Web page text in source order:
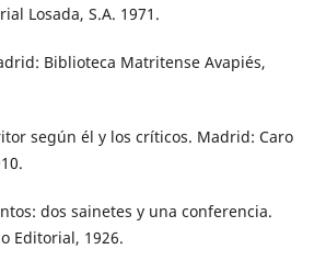
Losada, S.A. 1971.
Biblioteca Matritense Avapiés,
según él y los críticos. Madrid: Caro
dos sainetes y una conferencia.
Editorial, 1926.